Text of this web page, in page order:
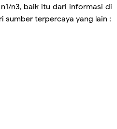
n3, baik itu dari informasi di
sumber terpercaya yang lain :